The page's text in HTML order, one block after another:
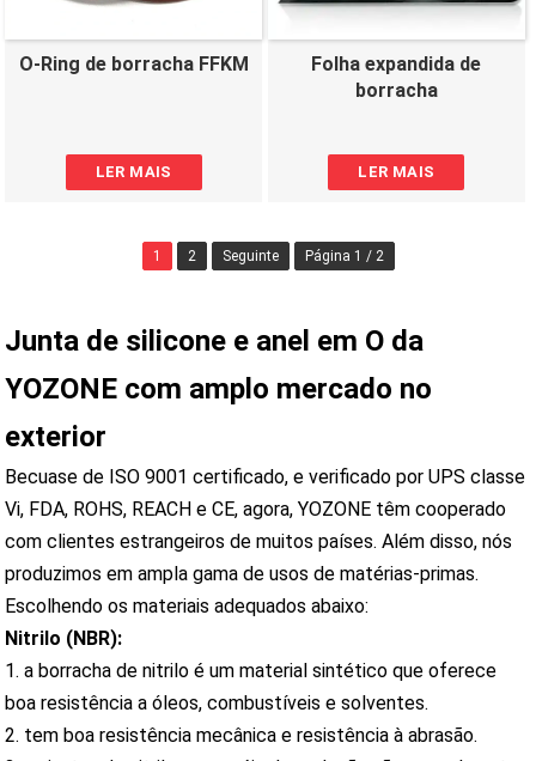
O-Ring de borracha FFKM
LER MAIS
Folha expandida de
borracha
LER MAIS
1 2 Seguinte Página 1 / 2
Junta de silicone e anel em O da
YOZONE com amplo mercado no
exterior
Becuase de ISO 9001 certificado, e verificado por UPS classe
Vi, FDA, ROHS, REACH e CE, agora, YOZONE têm cooperado
com clientes estrangeiros de muitos países. Além disso, nós
produzimos em ampla gama de usos de matérias-primas.
Escolhendo os materiais adequados abaixo:
Nitrilo (NBR):
1. a borracha de nitrilo é um material sintético que oferece
boa resistência a óleos, combustíveis e solventes.
2. tem boa resistência mecânica e resistência à abrasão.